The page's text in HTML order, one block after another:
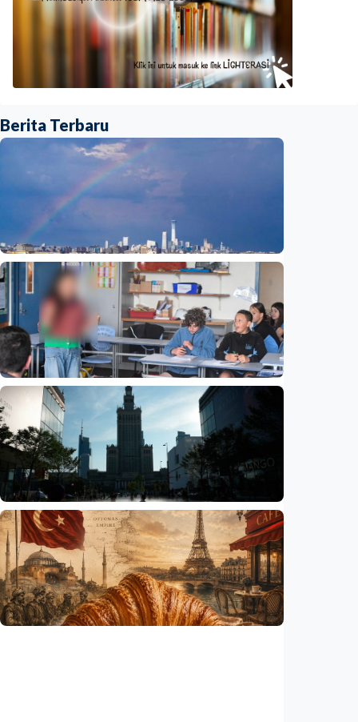
Berita Terbaru
Humaniora
Beijing jadi ibu kota arsitektur dunia
UNESCO-UIA 2029. Apa alasannya?
Indonesia•06 Aug 2026
Humaniora
Sekolah di Selandia Baru tambah mata
pelajaran berbasis industri, dari AI hingga
pariwisata
Indonesia •06 Aug 2026
Humaniora
Gelombang panas bisa memicu kecemasan
hingga depresi pada anak, ini temuan
peneliti
Indonesia•06 Aug 2026